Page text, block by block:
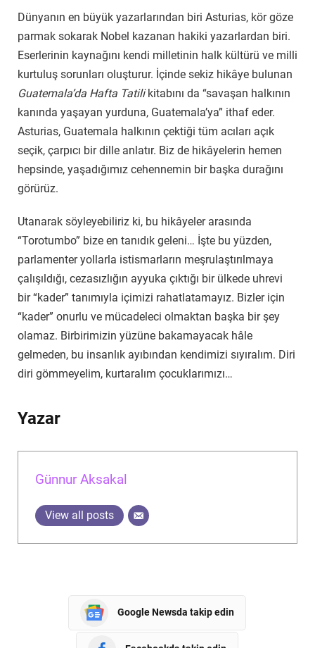
Dünyanın en büyük yazarlarından biri Asturias, kör göze
parmak sokarak Nobel kazanan hakiki yazarlardan biri.
Eserlerinin kaynağını kendi milletinin halk kültürü ve milli
kurtuluş sorunları oluşturur. İçinde sekiz hikâye bulunan
Guatemala’da Hafta Tatilikitabını da “savaşan halkının
kanında yaşayan yurduna, Guatemala’ya” ithaf eder.
Asturias, Guatemala halkının çektiği tüm acıları açık
seçik, çarpıcı bir dille anlatır. Biz de hikâyelerin hemen
hepsinde, yaşadığımız cehennemin bir başka durağını
görürüz.
Utanarak söyleyebiliriz ki, bu hikâyeler arasında
“Torotumbo” bize en tanıdık geleni… İşte bu yüzden,
parlamenter yollarla istismarların meşrulaştırılmaya
çalışıldığı, cezasızlığın ayyuka çıktığı bir ülkede uhrevi
bir “kader” tanımıyla içimizi rahatlatamayız. Bizler için
“kader” onurlu ve mücadeleci olmaktan başka bir şey
olamaz. Birbirimizin yüzüne bakamayacak hâle
gelmeden, bu insanlık ayıbından kendimizi sıyıralım. Diri
diri gömmeyelim, kurtaralım çocuklarımızı…
Yazar
Günnur Aksakal
View all posts
Google Newsda takip edin